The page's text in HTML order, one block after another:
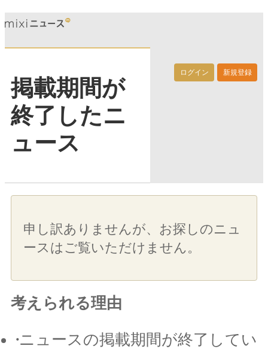
ログイン 新規登録
掲載期間が
終了したニ
ュース
申し訳ありませんが、お探しのニュ
ースはご覧いただけません。
考えられる理由
ニュースの掲載期間が終了してい